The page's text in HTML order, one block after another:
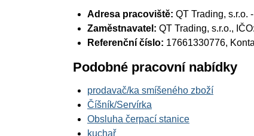
Adresa pracoviště: QT Trading, s.r.o.
Zaměstnavatel: QT Trading, s.r.o.,
Referenční číslo: 17661330776,
Podobné pracovní nabídky
prodavač/ka smíšeného zboží
Číšník/Servírka
Obsluha čerpací stanice
kuchař